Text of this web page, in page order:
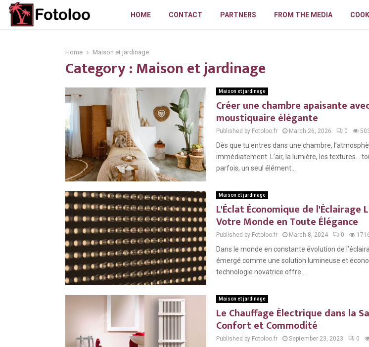
HOME CONTACT PARTNERS FROM THE MEDIA
Home Maison et jardinage
Category : Maison et jardinage
Maison et jardinage
Créer une chambre apaisante
moustiquaire élégante
Published by Fotoloo.fr March 26, 2026 0
Dès que tu entres dans une chambre,
immédiatement. L’air, la lumière, les textures…
parfois, un seul élément...
Maison et jardinage
L'Éclat Économique de l'Éclairage
Votre Monde en Toute Élégance
Published by Fotoloo.fr March 8, 2024 0
Dans le monde en constante évolution de
émergé comme une solution lumineuse et
technologie novatrice offre...
Maison et jardinage
Le Chauffage Électrique dans la
Confort et Commodité
Published by Fotoloo.fr September 23, 2023 0